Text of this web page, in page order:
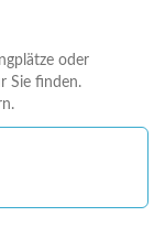
oder
Sie finden.